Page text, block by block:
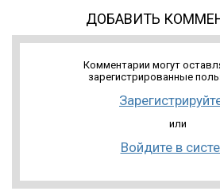
ДОБАВИТЬ
Комментарии могут
зарегистрированные
или
Войдите в